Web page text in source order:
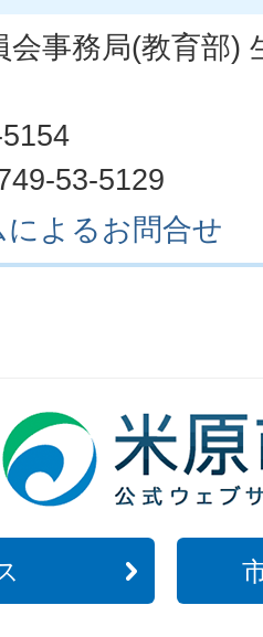
会事務局(教育部)
53-5129
よるお問合せ